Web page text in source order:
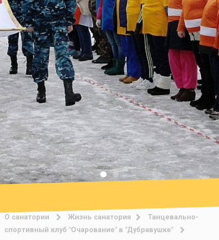
О санатории Жизнь санатория
Танцевально-
спортивный клуб "Очарование" в "Дубравушке"